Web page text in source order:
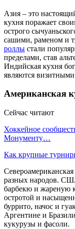
Азия – это
кухня поражает
острого
сашими, раменом и
роллы стали
пределами, став
Индийская кухня
являются
Американская
Сейчас читают
Хоккейное
Монументу…
Как крупные
разных народов.
барбекю и жареную
остротой и
буррито, начос и
Аргентине и
кукурузы и фасоли.